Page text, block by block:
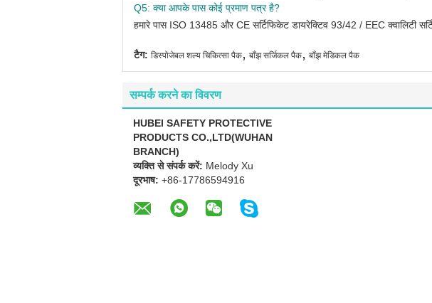
Q5: क्या आपके पास कोई प्रमाण पत्र है?
हमारे पास ISO 13485 और CE सर्टिफिकेट डायरेक्टिव 93/42 / EEC क्वालिटी
टैग: डिस्पोजेबल शल्य चिकित्सा पैक, बाँझ सर्जिकल पैक, बाँझ मेडिकल पैक
सम्पर्क करने का विवरण
HUBEI SAFETY PROTECTIVE
PRODUCTS CO.,LTD(WUHAN
BRANCH)
व्यक्ति से संपर्क करें: Melody Xu
दूरभाष: +86-17786594916